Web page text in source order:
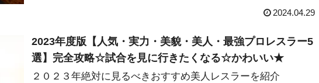
2024.04.29
2023年度版【人気・実力・美貌・美人・最強プロレスラー5
選】完全攻略☆試合を見に行きたくなる☆かわいい★
２０２３年絶対に見るべきおすすめ美人レスラーを紹介